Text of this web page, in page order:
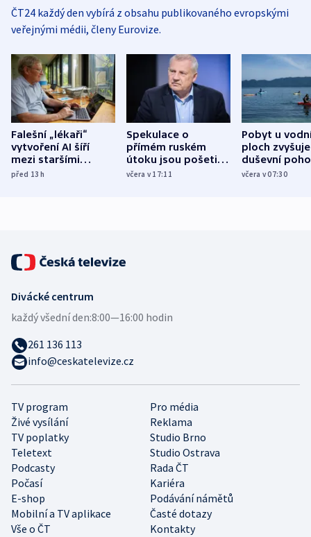
ČT24 každý den vybírá z obsahu publikovaného evropskými
veřejnými médii, členy Eurovize.
Falešní „lékaři“
vytvoření AI šíří
mezi staršími
Poláky nebezpečné
před 13h
Spekulace o
přímém ruském
útoku jsou pošetilé,
míní estonský
včera v 17:11
Pobyt u
ploch zvyšuje
duševní
ukázala
včera v 07:30
TV program
Pro média
Živé vysílání
Reklama
TV poplatky
Studio Brno
Teletext
Studio Ostrava
Podcasty
Rada ČT
Počasí
Kariéra
E-shop
Podávání námětů
Mobilní a TV aplikace
Časté dotazy
Vše o ČT
Kontakty
Divácké centrum
každý všední den:8:00—16:00 hodin
261 136 113
info@ceskatelevize.cz